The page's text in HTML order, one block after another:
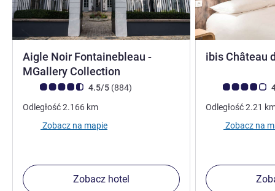
Aigle Noir Fontainebleau -
MGallery Collection
Ocena klientów (Ocena ALL)
4.5/5 (884Liczba opinii
)
Odległość2.166 km
Zobacz na mapie
Zobacz hotel
ibis Château
Ocena klientów
Odległość2.21
Zobacz na